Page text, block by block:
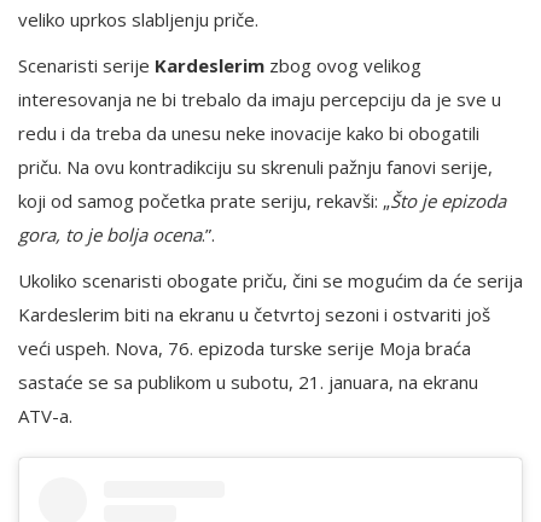
veliko uprkos slabljenju priče.
Scenaristi serije Kardeslerim zbog ovog velikog
interesovanja ne bi trebalo da imaju percepciju da je sve u
redu i da treba da unesu neke inovacije kako bi obogatili
priču. Na ovu kontradikciju su skrenuli pažnju fanovi serije,
koji od samog početka prate seriju, rekavši: „Što je epizoda
gora, to je bolja ocena.”.
Ukoliko scenaristi obogate priču, čini se mogućim da će serija
Kardeslerim biti na ekranu u četvrtoj sezoni i ostvariti još
veći uspeh. Nova, 76. epizoda turske serije Moja braća
sastaće se sa publikom u subotu, 21. januara, na ekranu
ATV-a.